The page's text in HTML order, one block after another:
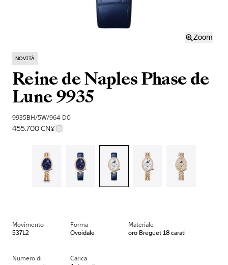
Zoom
NOVITÀ
Reine de Naples Phase de
Lune 9935
9935BH/5W/964 D0
455.700 CN¥
Movimento
537L2
Forma
Ovoidale
Materiale
oro Breguet 18 carati
Numero di
Carica